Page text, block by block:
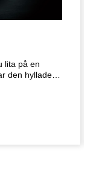
lita på en
den hyllade
chassi